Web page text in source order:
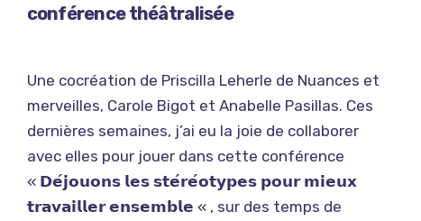
conférence théâtralisée
Une cocréation de Priscilla Leherle de Nuances et
merveilles, Carole Bigot et Anabelle Pasillas. Ces
dernières semaines, j’ai eu la joie de collaborer
avec elles pour jouer dans cette conférence
« 𝗗𝗲́𝗷𝗼𝘂𝗼𝗻𝘀 𝗹𝗲𝘀 𝘀𝘁𝗲́𝗿𝗲́𝗼𝘁𝘆𝗽𝗲𝘀 𝗽𝗼𝘂𝗿 𝗺𝗶𝗲𝘂𝘅
𝘁𝗿𝗮𝘃𝗮𝗶𝗹𝗹𝗲𝗿 𝗲𝗻𝘀𝗲𝗺𝗯𝗹𝗲 « , sur des temps de